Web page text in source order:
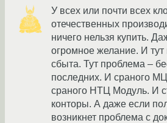
У всех или почти всех
отечественных
ничего нельзя купить.
огромное желание. И
сбыта. Тут проблема –
последних. И сраного
сраного НТЦ Модуль. И
конторы. А даже если
возникнет проблема с